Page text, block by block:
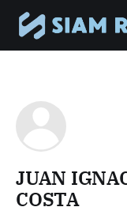
JUAN
COSTA